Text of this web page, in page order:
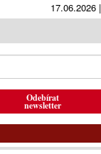
17.06.2026|
Odebírat
newsletter